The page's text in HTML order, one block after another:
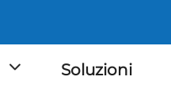
Soluzioni